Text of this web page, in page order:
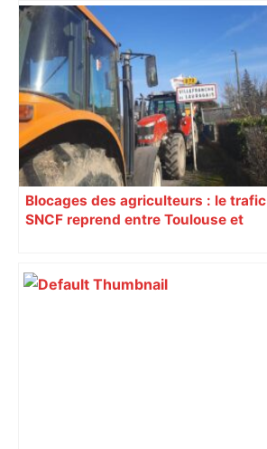
Blocages des agriculteurs : le trafic
SNCF reprend entre Toulouse et